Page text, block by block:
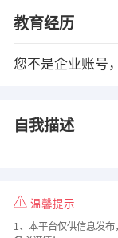
教育经历
您不是企业账号
自我描述
温馨提示
1、本平台仅供信息发